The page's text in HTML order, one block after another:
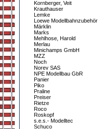
Kornberger, Veit
Krauthauser
Lemke
Loewe Modellbahnzubehör
Märklin
Marks
Mehlhose, Harold
Merlau
Minichamps GmbH
MZZ
Noch
Norev SAS
NPE Modellbau GbR
Panier
Piko
Praline
Preiser
Rietze
Roco
Roskopf
s.e.s.- Modelltec
Schuco